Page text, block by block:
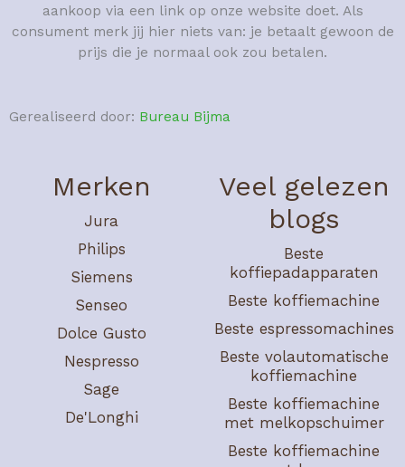
aankoop via een link op onze website doet. Als
consument merk jij hier niets van: je betaalt gewoon de
prijs die je normaal ook zou betalen.
Gerealiseerd door: Bureau Bijma
Merken
Jura
Philips
Siemens
Senseo
Dolce Gusto
Nespresso
Sage
De'Longhi
Veel gelezen
blogs
Beste
koffiepadapparaten
Beste koffiemachine
Beste espressomachines
Beste volautomatische
koffiemachine
Beste koffiemachine
met melkopschuimer
Beste koffiemachine